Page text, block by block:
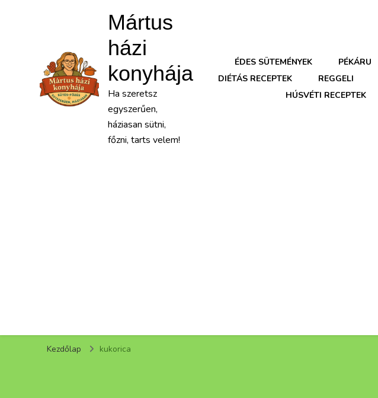
Mártus
házi
konyhája
Ha szeretsz
egyszerűen,
háziasan sütni,
főzni, tarts velem!
ÉDES SÜTEMÉNYEK PÉKÁRU
DIÉTÁS RECEPTEK
REGGELI
HÚSVÉTI RECEPTEK
Kezdőlap kukorica